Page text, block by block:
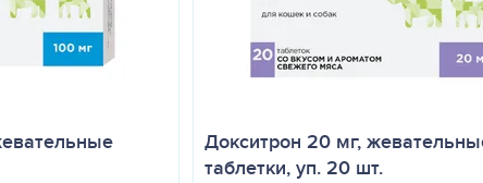
Докситрон 20 мг,
таблетки, уп. 20 шт.